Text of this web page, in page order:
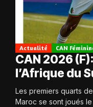
Actualité CAN
CAN 2026
l’Afrique du
Les premiers quarts
Maroc se sont joués le